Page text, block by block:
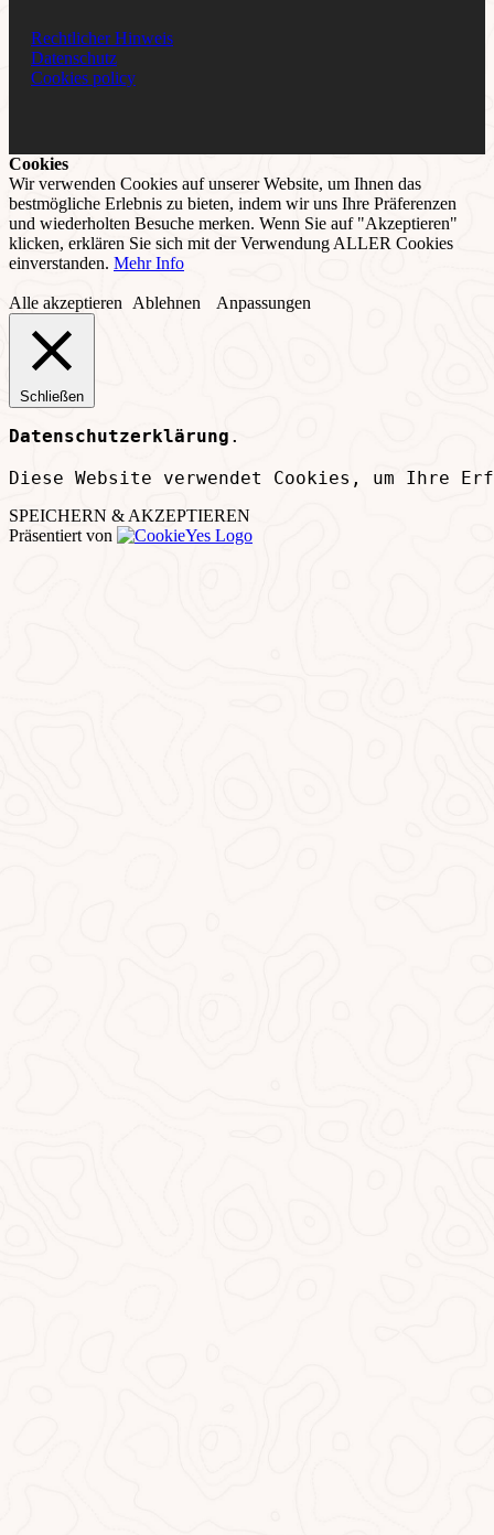
Rechtlicher Hinweis
Datenschutz
Cookies policy
Cookies
Wir verwenden Cookies auf unserer Website, um Ihnen das
bestmögliche Erlebnis zu bieten, indem wir uns Ihre Präferenzen
und wiederholten Besuche merken. Wenn Sie auf "Akzeptieren"
klicken, erklären Sie sich mit der Verwendung ALLER Cookies
einverstanden. Mehr Info
Alle akzeptieren Ablehnen Anpassungen
Schließen
Datenschutzerklärung .
Diese Website verwendet Cookies, um Ihre
SPEICHERN & AKZEPTIEREN
Präsentiert von